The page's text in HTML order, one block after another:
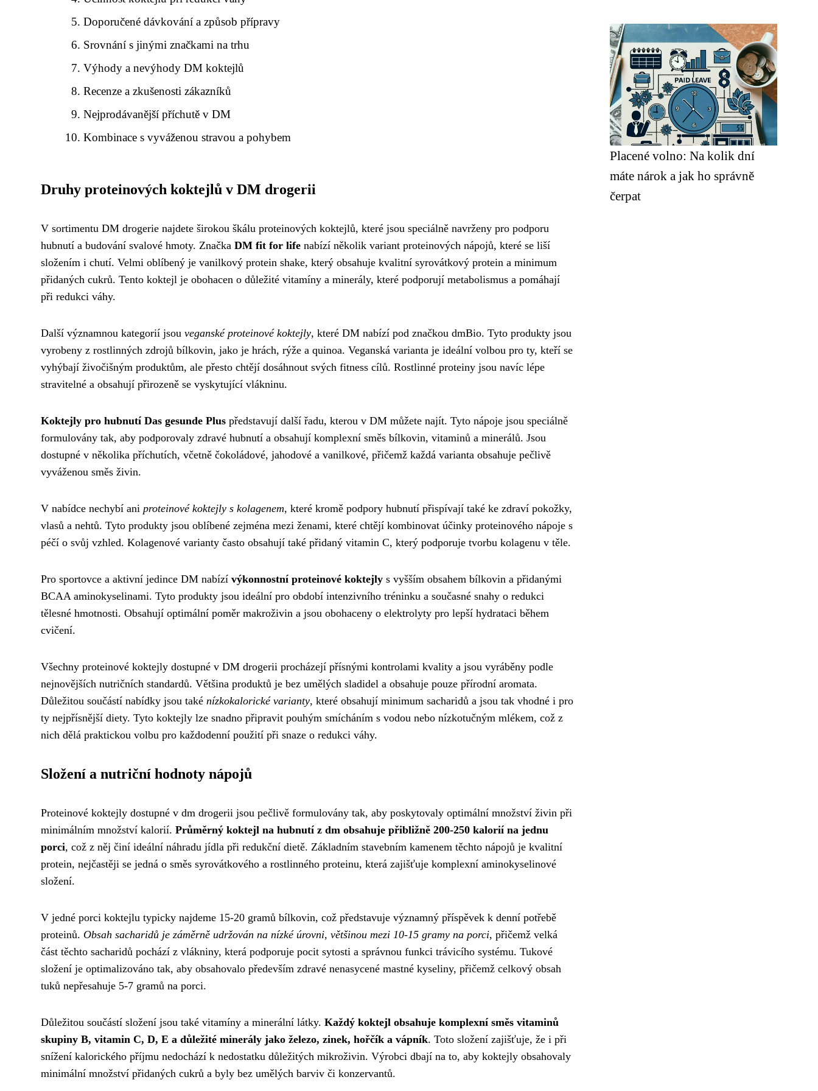
Doporučené dávkování a způsob přípravy
Srovnání s jinými značkami na trhu
Výhody a nevýhody DM koktejlů
Recenze a zkušenosti zákazníků
Nejprodávanější příchutě v DM
Kombinace s vyváženou stravou a pohybem
Druhy proteinových koktejlů v DM drogerii
V sortimentu DM drogerie najdete širokou škálu proteinových koktejlů, které jsou speciálně navrženy pro podporu
hubnutí a budování svalové hmoty. Značka DM fit for life nabízí několik variant proteinových nápojů, které se liší
složením i chutí. Velmi oblíbený je vanilkový protein shake, který obsahuje kvalitní syrovátkový protein a minimum
přidaných cukrů. Tento koktejl je obohacen o důležité vitamíny a minerály, které podporují metabolismus a pomáhají
při redukci váhy.
Další významnou kategorií jsou veganské proteinové koktejly, které DM nabízí pod značkou dmBio. Tyto produkty jsou
vyrobeny z rostlinných zdrojů bílkovin, jako je hrách, rýže a quinoa. Veganská varianta je ideální volbou pro ty, kteří se
vyhýbají živočišným produktům, ale přesto chtějí dosáhnout svých fitness cílů. Rostlinné proteiny jsou navíc lépe
stravitelné a obsahují přirozeně se vyskytující vlákninu.
Koktejly pro hubnutí Das gesunde Plus představují další řadu, kterou v DM můžete najít. Tyto nápoje jsou speciálně
formulovány tak, aby podporovaly zdravé hubnutí a obsahují komplexní směs bílkovin, vitaminů a minerálů. Jsou
dostupné v několika příchutích, včetně čokoládové, jahodové a vanilkové, přičemž každá varianta obsahuje pečlivě
vyváženou směs živin.
V nabídce nechybí ani proteinové koktejly s kolagenem, které kromě podpory hubnutí přispívají také ke zdraví pokožky,
vlasů a nehtů. Tyto produkty jsou oblíbené zejména mezi ženami, které chtějí kombinovat účinky proteinového nápoje s
péčí o svůj vzhled. Kolagenové varianty často obsahují také přidaný vitamin C, který podporuje tvorbu kolagenu v těle.
Pro sportovce a aktivní jedince DM nabízí výkonnostní proteinové koktejly s vyšším obsahem bílkovin a přidanými
BCAA aminokyselinami. Tyto produkty jsou ideální pro období intenzivního tréninku a současné snahy o redukci
tělesné hmotnosti. Obsahují optimální poměr makroživin a jsou obohaceny o elektrolyty pro lepší hydrataci během
cvičení.
Všechny proteinové koktejly dostupné v DM drogerii procházejí přísnými kontrolami kvality a jsou vyráběny podle
nejnovějších nutričních standardů. Většina produktů je bez umělých sladidel a obsahuje pouze přírodní aromata.
Důležitou součástí nabídky jsou také nízkokalorické varianty, které obsahují minimum sacharidů a jsou tak vhodné i pro
ty nejpřísnější diety. Tyto koktejly lze snadno připravit pouhým smícháním s vodou nebo nízkotučným mlékem, což z
nich dělá praktickou volbu pro každodenní použití při snaze o redukci váhy.
Složení a nutriční hodnoty nápojů
Proteinové koktejly dostupné v dm drogerii jsou pečlivě formulovány tak, aby poskytovaly optimální množství živin při
minimálním množství kalorií. Průměrný koktejl na hubnutí z dm obsahuje přibližně 200-250 kalorií na jednu
porci, což z něj činí ideální náhradu jídla při redukční dietě. Základním stavebním kamenem těchto nápojů je kvalitní
protein, nejčastěji se jedná o směs syrovátkového a rostlinného proteinu, která zajišťuje komplexní aminokyselinové
složení.
V jedné porci koktejlu typicky najdeme 15-20 gramů bílkovin, což představuje významný příspěvek k denní potřebě
proteinů. Obsah sacharidů je záměrně udržován na nízké úrovni, většinou mezi 10-15 gramy na porci, přičemž velká
část těchto sacharidů pochází z vlákniny, která podporuje pocit sytosti a správnou funkci trávicího systému. Tukové
složení je optimalizováno tak, aby obsahovalo především zdravé nenasycené mastné kyseliny, přičemž celkový obsah
tuků nepřesahuje 5-7 gramů na porci.
Důležitou součástí složení jsou také vitamíny a minerální látky. Každý koktejl obsahuje komplexní směs vitaminů
skupiny B, vitamin C, D, E a důležité minerály jako železo, zinek, hořčík a vápník. Toto složení zajišťuje, že i při
snížení kalorického příjmu nedochází k nedostatku důležitých mikroživin. Výrobci dbají na to, aby koktejly obsahovaly
minimální množství přidaných cukrů a byly bez umělých barviv či konzervantů.
Placené volno: Na kolik dní
máte nárok a jak ho správně
čerpat